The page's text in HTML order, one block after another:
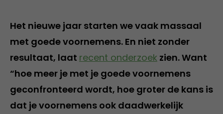
Het nieuwe jaar starten we vaak massaal
met goede voornemens. En niet zonder
resultaat, laat recent onderzoek zien. Want
“hoe meer je met je goede voornemens
geconfronteerd wordt, hoe groter de kans is
dat je voornemens ook daadwerkelijk